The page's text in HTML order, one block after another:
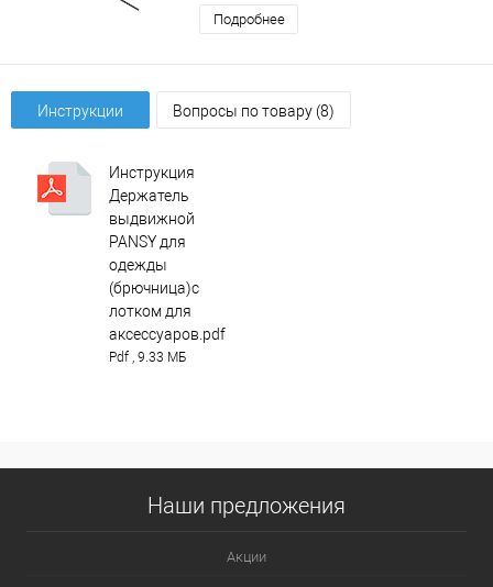
Подробнее
Инструкции Вопросы по товару (8)
Инструкция
Держатель
выдвижной
PANSY для
одежды
(брючница)с
лотком для
аксессуаров.pdf
Pdf , 9.33 МБ
Наши предложения
Акции